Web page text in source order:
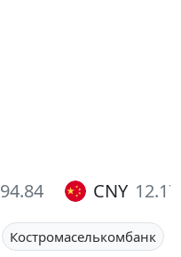
94.84 CNY 12.17
Костромаселькомбанк